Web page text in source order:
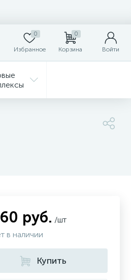
0
Избранное
0
Корзина Войти
руб. /шт
в наличии
Купить